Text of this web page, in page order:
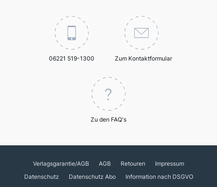
06221 519-1300 Zum Kontaktformular
Zu den FAQ's
Verlagsgarantie/AGB AGB Retouren
Impressum
Datenschutz
Datenschutz Abo
Information nach DSGVO